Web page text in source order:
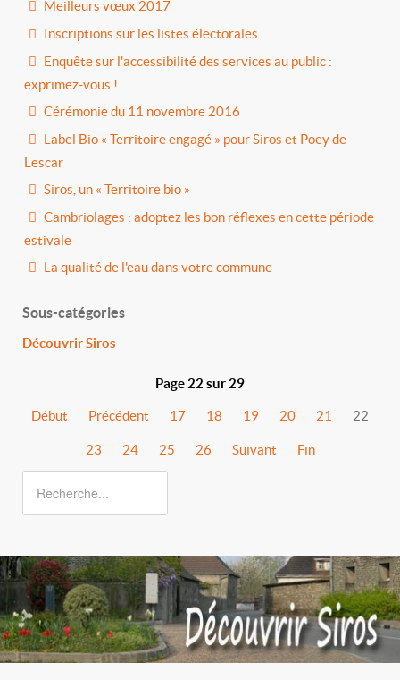
Meilleurs vœux 2017
Inscriptions sur les listes électorales
Enquête sur l'accessibilité des services au public :
exprimez-vous !
Cérémonie du 11 novembre 2016
Label Bio « Territoire engagé » pour Siros et Poey de
Lescar
Siros, un « Territoire bio »
Cambriolages : adoptez les bon réflexes en cette période
estivale
La qualité de l'eau dans votre commune
Sous-catégories
Découvrir Siros
Page 22 sur 29
Début Précédent 17 18 19 20 21 22
23 24 25 26 Suivant Fin